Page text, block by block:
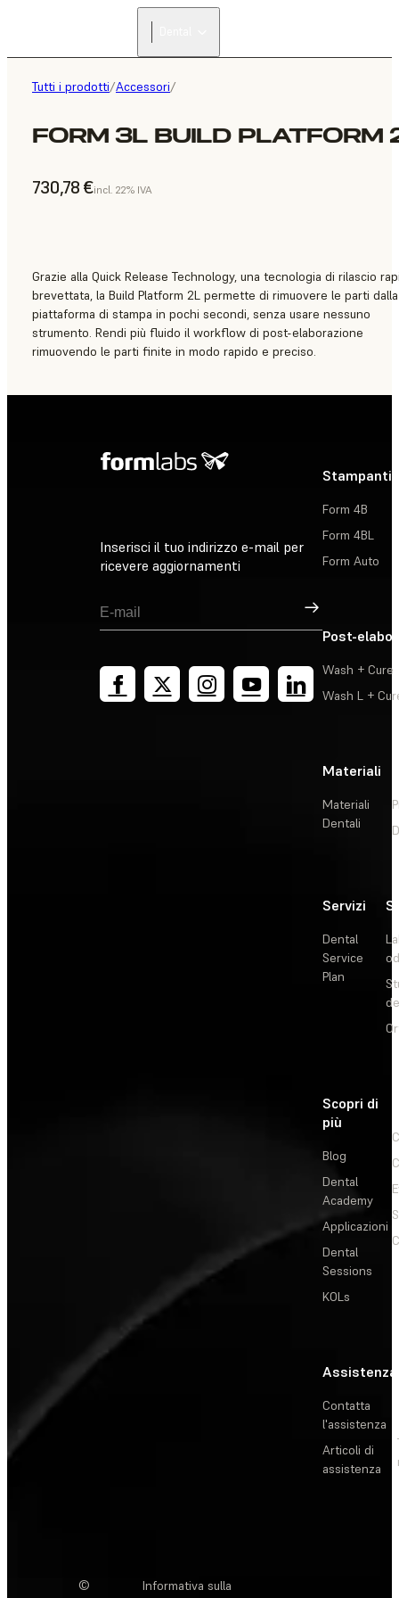
Tutti i prodotti/Accessori/
FORM 3L BUILD PLATFORM
730,78 €incl. 22% IVA
Grazie alla Quick Release Technology, una tecnologia di rilascio
brevettata, la Build Platform 2L permette di rimuovere le parti dalla
piattaforma di stampa in pochi secondi, senza usare nessuno
strumento. Rendi più fluido il workflow di post-elaborazione
rimuovendo le parti finite in modo rapido e preciso.
Inserisci il tuo indirizzo e-mail per
ricevere aggiornamenti
Registrati
Stampanti
Form 4B
Form 4BL
Form Auto
Post-
Wash + Cure
Wash L +
Materiali
Materiali
Dentali
Servizi
Dental
Service
Plan
Scopri di
più
Blog
Dental
Academy
Applicazioni
Dental
Sessions
KOLs
Assistenza
Contatta
l'assistenza
Articoli di
assistenza
©
Informativa sulla